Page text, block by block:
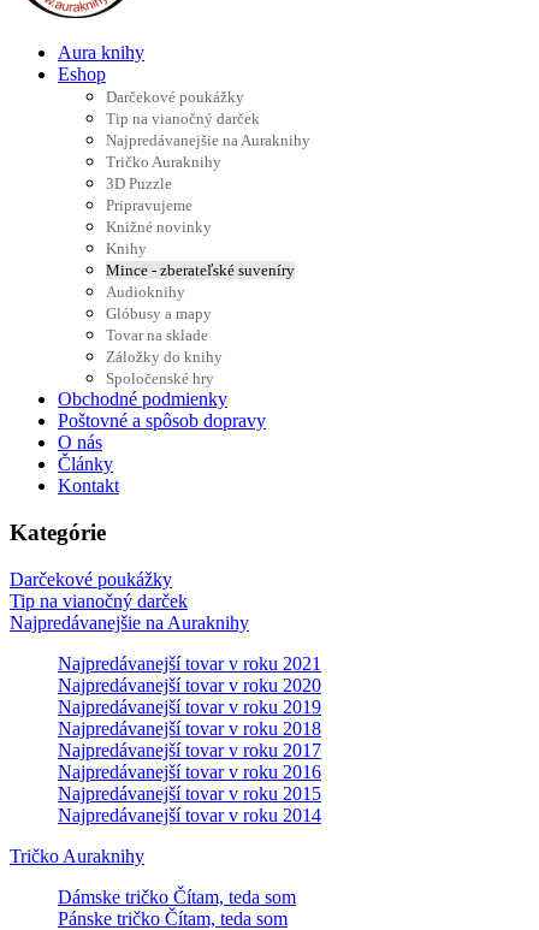
Aura knihy
Eshop
Darčekové poukážky
Tip na vianočný darček
Najpredávanejšie na Auraknihy
Tričko Auraknihy
3D Puzzle
Pripravujeme
Knižné novinky
Knihy
Mince - zberateľské suveníry
Audioknihy
Glóbusy a mapy
Tovar na sklade
Záložky do knihy
Spoločenské hry
Obchodné podmienky
Poštovné a spôsob dopravy
O nás
Články
Kontakt
Kategórie
Darčekové poukážky
Tip na vianočný darček
Najpredávanejšie na Auraknihy
Najpredávanejší tovar v roku 2021
Najpredávanejší tovar v roku 2020
Najpredávanejší tovar v roku 2019
Najpredávanejší tovar v roku 2018
Najpredávanejší tovar v roku 2017
Najpredávanejší tovar v roku 2016
Najpredávanejší tovar v roku 2015
Najpredávanejší tovar v roku 2014
Tričko Auraknihy
Dámske tričko Čítam, teda som
Pánske tričko Čítam, teda som